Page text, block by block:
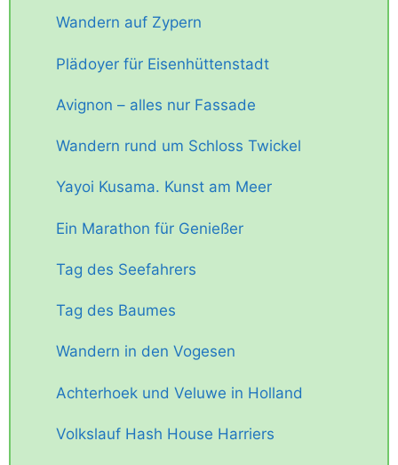
Wandern auf Zypern
Plädoyer für Eisenhüttenstadt
Avignon – alles nur Fassade
Wandern rund um Schloss Twickel
Yayoi Kusama. Kunst am Meer
Ein Marathon für Genießer
Tag des Seefahrers
Tag des Baumes
Wandern in den Vogesen
Achterhoek und Veluwe in Holland
Volkslauf Hash House Harriers